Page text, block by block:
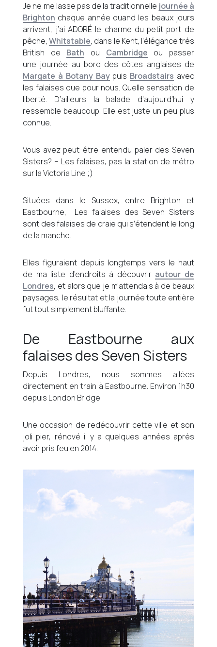
Je ne me lasse pas de la traditionnelle journée à
Brighton chaque année quand les beaux jours
arrivent, j’ai ADORÉ le charme du petit port de
pêche,Whitstable, dans le Kent, l’élégance très
British de Bath ou Cambridge ou passer
une journée au bord des côtes anglaises de
Margate à Botany Baypuis Broadstairs avec
les falaises que pour nous. Quelle sensation de
liberté. D’ailleurs la balade d’aujourd’hui y
ressemble beaucoup. Elle est juste un peu plus
connue.
Vous avez peut-être entendu paler des Seven
Sisters? – Les falaises, pas la station de métro
sur la Victoria Line ;)
Situées dans le Sussex, entre Brighton et
Eastbourne, Les falaises des Seven Sisters
sont des falaises de craie qui s’étendent le long
de la manche.
Elles figuraient depuis longtemps vers le haut
de ma liste d’endroits à découvrir autour de
Londres, et alors que je m’attendais à de beaux
paysages, le résultat et la journée toute entière
fut tout simplement bluffante.
De Eastbourne aux
falaises des Seven Sisters
Depuis Londres, nous sommes allées
directement en train à Eastbourne. Environ 1h30
depuis London Bridge.
Une occasion de redécouvrir cette ville et son
joli pier, rénové il y a quelques années après
avoir pris feu en 2014.